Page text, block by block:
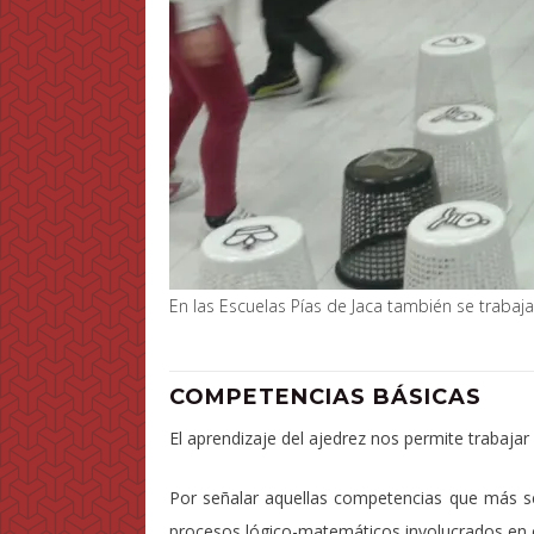
En las Escuelas Pías de Jaca también se
COMPETENCIAS BÁSICAS
El aprendizaje del ajedrez nos permite
Por señalar aquellas competencias que